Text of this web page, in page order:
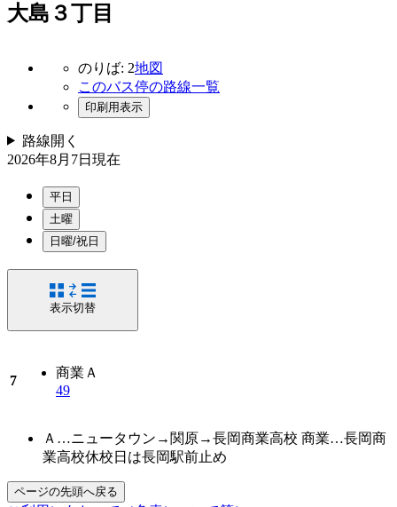
大島３丁目
のりば: 2地図
このバス停の路線一覧
印刷用表示
路線開く
2026年8月7日 現在
平日
土曜
日曜/祝日
表示切替
7
商業 Ａ
49
Ａ…ニュータウン→関原→長岡商業高校 商業…長岡商
業高校休校日は長岡駅前止め
ページの先頭へ戻る